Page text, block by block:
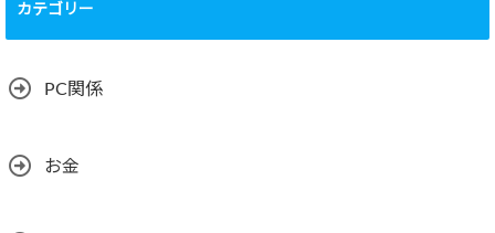
カテゴリー
PC関係
お金